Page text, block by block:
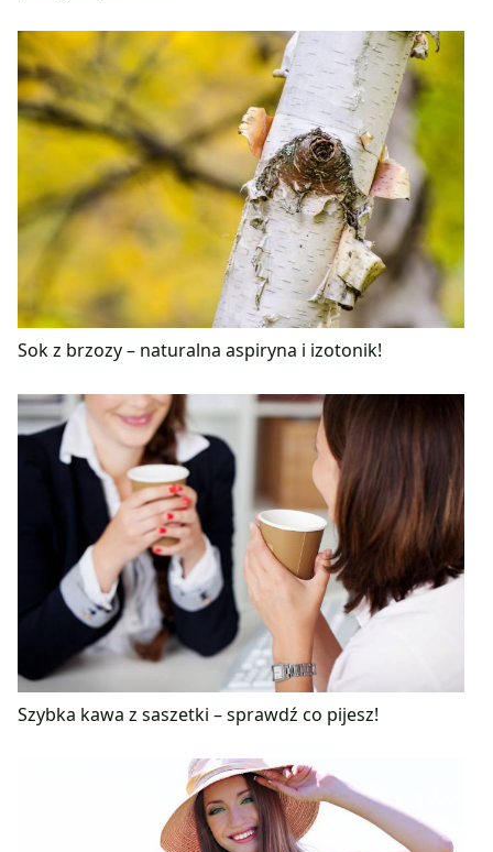
Sok z brzozy – naturalna aspiryna i izotonik!
Szybka kawa z saszetki – sprawdź co pijesz!